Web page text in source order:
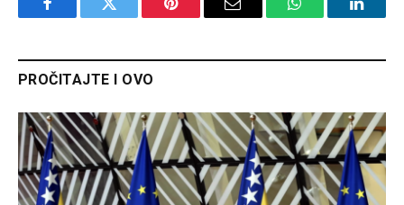
FacebookTwitter Pinterest Email WhatsApp
PROČITAJTE I OVO